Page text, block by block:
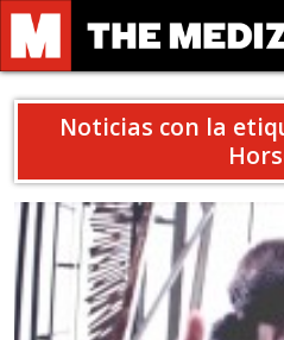
Noticias con la